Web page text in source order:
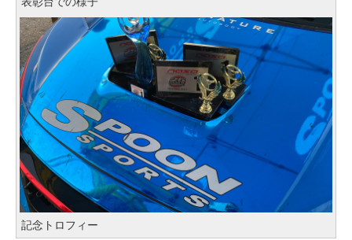
記念トロフィー